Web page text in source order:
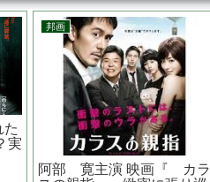
？
洋画
ケープ・フィアー あらす
じは？リメイク？？スコセ
ッシ＆デ・ニーロの黄金コ
ンビ